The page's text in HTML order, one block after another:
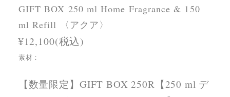
GIFT BOX 250 ml Home Fragrance & 150
ml Refill 〈アクア〉
¥12,100(税込)
素材：
【数量限定】GIFT BOX 250R【250 ml デ